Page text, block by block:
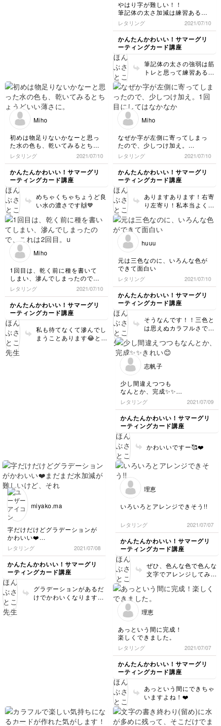
やはり字が難しい！！
筆記体の太さ加減は練習あるの
みですね。
お花はとても良い色合いで可愛
いです
レタリング 2021/07/10
かんたんかわいい！サマーグリ
ーティングカード講座
筆記体の太さの強弱は筋
トレと思って練習あるの
がら練習してみてくださ
いね☺️
Miho
初めは物足りないかなーと思っ
た水の色も、乾いてみるとちょ
うどいい薄さに。
こんなに薄くていいのかぁー、
と新しい気づきが。
レタリング 2021/07/10
かんたんかわいい！サマーグリ
ーティングカード講座
めちゃくちゃちょうど良
い水の濃さです🙌💙
Miho
なぜか字が左側に寄ってしまっ
たので、少しつけ加え。
1回目にしてはなかなか良い感
じ。
2本のペンからいろんな色合い
が出来るのが楽しい😊
レタリング 2021/07/10
かんたんかわいい！サマーグリ
ーティングカード講座
ありますあります！右寄
り左寄り！私本当よくあ
Miho
1回目は、乾く前に種を書いて
しまい、滲んでしまったので、
これは2回目。
uやmが続くのが難しいなぁー。
でも、お手本の雰囲気が自分に
も出来て感動(*ˊᵕˋ*)
レタリング 2021/07/10
かんたんかわいい！サマーグリ
ーティングカード講座
私も待てなくて滲んでし
まうことあります😂とっ
huuu
元は三色なのに、いろんな色が
できて面白い
レタリング 2021/07/10
かんたんかわいい！サマーグリ
ーティングカード講座
そうなんです！！三色と
は思えぬカラフルさです
志帆子
少し間違えつつも
なんとか、完成✨✨
きれい😊
レタリング 2021/07/09
かんたんかわいい！サマーグリ
ーティングカード講座
かわいいですー🥰❤️
miyako.ma
字だけだけどグラデーションが
かわいい❤️
まだまだ水加減が難しいけど、
それなりにかけました！
レタリング 2021/07/08
かんたんかわいい！サマーグリ
ーティングカード講座
グラデーションがあるだ
けでかわいくなりますよ
理恵
いろいろとアレンジできそう!!
レタリング 2021/07/07
かんたんかわいい！サマーグリ
ーティングカード講座
ぜひ、色んな色で色んな
文字でアレンジしてみて
理恵
あっという間に完成！
楽しくできました。
レタリング 2021/07/07
かんたんかわいい！サマーグリ
ーティングカード講座
あっという間にできちゃ
いますよね！❤️